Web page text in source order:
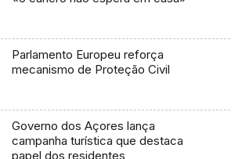
Parlamento Europeu reforça
mecanismo de Proteção Civil
Governo dos Açores lança
campanha turística que destaca
papel dos residentes